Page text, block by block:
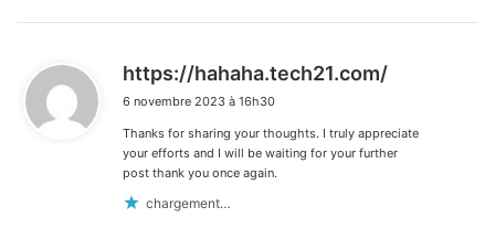
https://hahaha.tech21.com/
:
6 novembre 2023 à 16h30
Thanks for sharing your thoughts. I truly appreciate
your efforts and I will be waiting for your further
post thank you once again.
chargement…